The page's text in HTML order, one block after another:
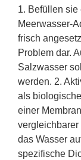
1. Befüllen sie
Meerwasser-
frisch
Problem dar.
Salzwasser
werden. 2.
als
einer
vergleichbarer
das Wasser
spezifische